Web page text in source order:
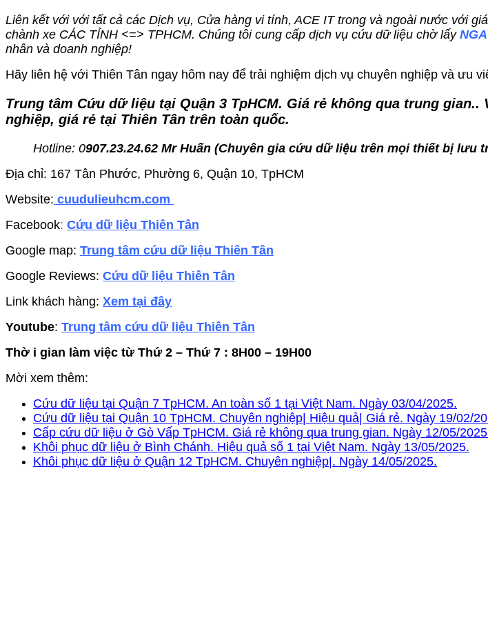
Liên kết với với tất cả các Dịch vụ, Cửa hàng vi tính, ACE IT trong và ngoài nước với
chành xe CÁC TỈNH <=> TPHCM. Chúng tôi cung cấp dịch vụ cứu dữ liệu chờ lấy
nhân và doanh nghiệp!
Hãy liên hệ với Thiên Tân ngay hôm nay để trải nghiệm dịch vụ chuyên nghiệp và ưu
Trung tâm Cứu dữ liệu tại Quận 3 TpHCM. Giá rẻ không qua trung
nghiệp, giá rẻ tại Thiên Tân trên toàn quốc.
Hotline: 0907.23.24.62 Mr Huấn (Chuyên gia cứu dữ liệu trên mọi thiết bị lưu
Địa chỉ: 167 Tân Phước, Phường 6, Quận 10, TpHCM
Website: cuudulieuhcm.com
Facebook: Cứu dữ liệu Thiên Tân
Google map: Trung tâm cứu dữ liệu Thiên Tân
Google Reviews: Cứu dữ liệu Thiên Tân
Link khách hàng: Xem tại đây
Youtube: Trung tâm cứu dữ liệu Thiên Tân
Thờ i gian làm việc từ Thứ 2 – Thứ 7 : 8H00 – 19H00
Mời xem thêm:
Cứu dữ liệu tại Quận 7 TpHCM. An toàn số 1 tại Việt Nam. Ngày 03/04/2025.
Cứu dữ liệu tại Quận 10 TpHCM. Chuyên nghiệp| Hiệu quả| Giá rẻ. Ngày 19/02/
Cấp cứu dữ liệu ở Gò Vấp TpHCM. Giá rẻ không qua trung gian. Ngày 12/05/
Khôi phục dữ liệu ở Bình Chánh. Hiệu quả số 1 tại Việt Nam. Ngày 13/05/2025.
Khôi phục dữ liệu ở Quận 12 TpHCM. Chuyên nghiệp|. Ngày 14/05/2025.